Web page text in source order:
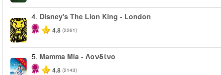
4. Disney's The Lion King - London
4.8 (2261)
-40%
5. Mamma Mia - Λονδίνο
4.8 (2143)